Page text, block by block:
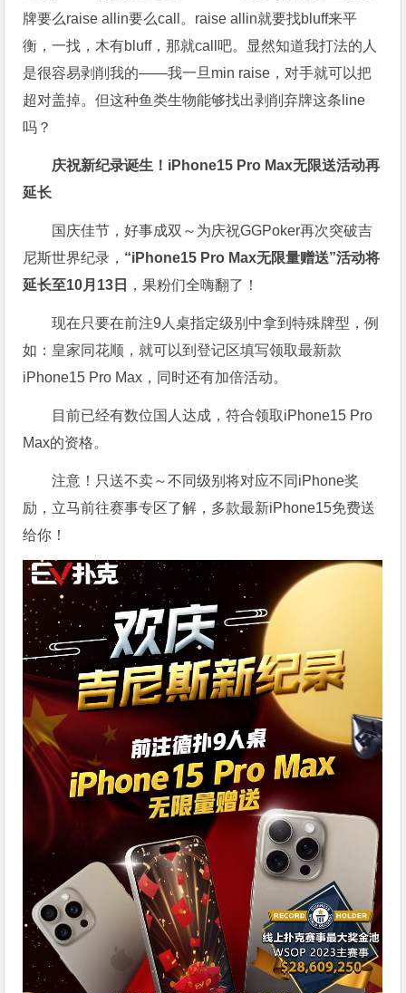
牌要么raise allin要么call。raise allin就要找bluff来平
衡，一找，木有bluff，那就call吧。显然知道我打法的人
是很容易剥削我的——我一旦min raise，对手就可以把
超对盖掉。但这种鱼类生物能够找出剥削弃牌这条line
吗？
庆祝新纪录诞生！ iPhone15 Pro Max无限送活动再
延长
国庆佳节，好事成双～为庆祝GGPoker再次突破吉
尼斯世界纪录， “iPhone15 Pro Max无限量赠送”活动将
延长至10月13日
，果粉们全嗨翻了！
现在只要在前注9人桌指定级别中拿到特殊牌型，例
如：皇家同花顺，就可以到登记区填写领取最新款
iPhone15 Pro Max，同时还有加倍活动。
目前已经有数位国人达成，符合领取iPhone15 Pro
Max的资格。
注意！只送不卖～不同级别将对应不同iPhone奖
励，立马前往赛事专区了解，多款最新iPhone15免费送
给你！